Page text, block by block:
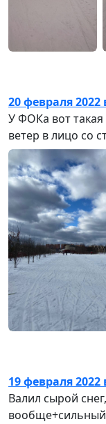
20 февраля 2022
У ФОКа вот
ветер в лицо со
19 февраля 2022
Валил сырой
вообще+сильный